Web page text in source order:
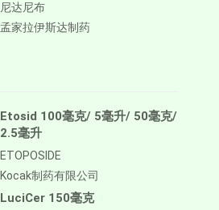
尼达尼布
孟家拉伊斯达制药
Etosid 100毫克/ 5毫升/ 50毫克/
2.5毫升
ETOPOSIDE
Kocak制药有限公司
LuciCer 150毫克